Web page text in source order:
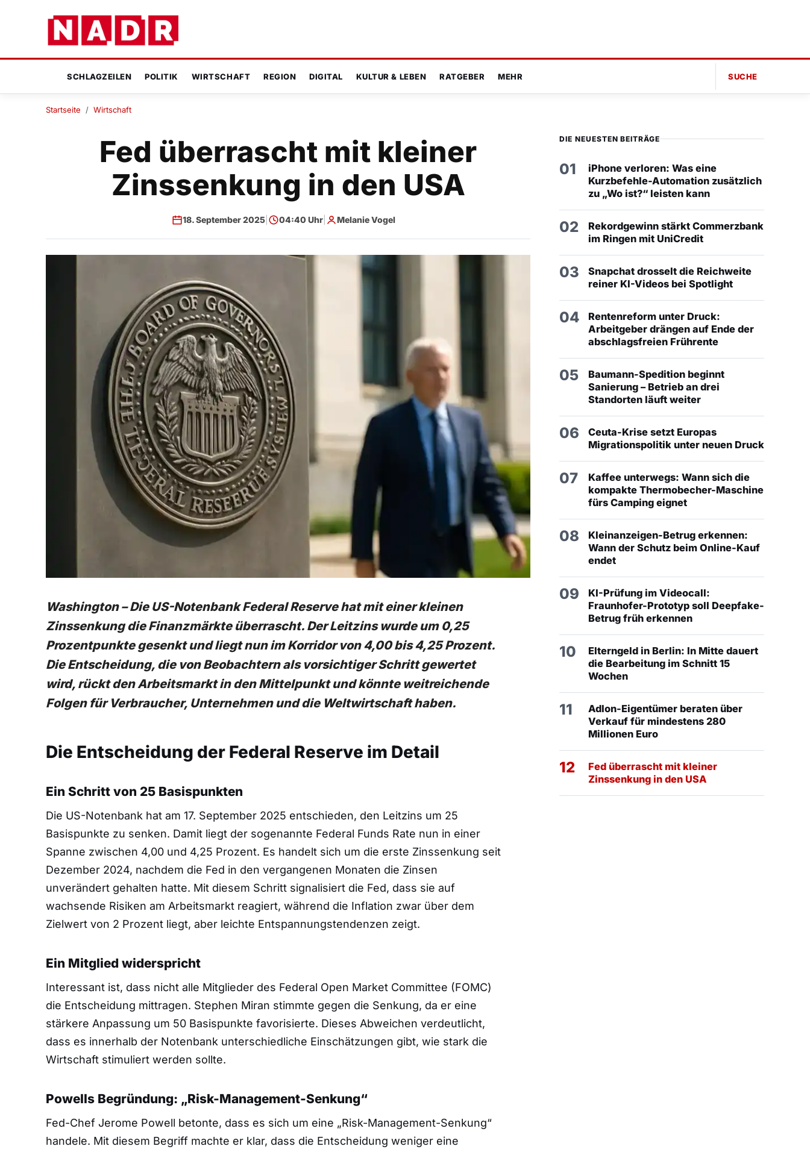
SCHLAGZEILEN POLITIK WIRTSCHAFT REGION DIGITAL KULTUR & LEBEN RATGEBER MEHR SUCHE
Startseite / Wirtschaft
Fed überrascht mit kleiner
Zinssenkung in den USA
18. September 2025 04:40 Uhr Melanie Vogel
Washington – Die US-Notenbank Federal Reserve hat mit einer kleinen
Zinssenkung die Finanzmärkte überrascht. Der Leitzins wurde um 0,25
Prozentpunkte gesenkt und liegt nun im Korridor von 4,00 bis 4,25 Prozent.
Die Entscheidung, die von Beobachtern als vorsichtiger Schritt gewertet
wird, rückt den Arbeitsmarkt in den Mittelpunkt und könnte weitreichende
Folgen für Verbraucher, Unternehmen und die Weltwirtschaft haben.
Die Entscheidung der Federal Reserve im Detail
Ein Schritt von 25 Basispunkten
Die US-Notenbank hat am 17. September 2025 entschieden, den Leitzins um 25
Basispunkte zu senken. Damit liegt der sogenannte Federal Funds Rate nun in einer
Spanne zwischen 4,00 und 4,25 Prozent. Es handelt sich um die erste Zinssenkung seit
Dezember 2024, nachdem die Fed in den vergangenen Monaten die Zinsen
unverändert gehalten hatte. Mit diesem Schritt signalisiert die Fed, dass sie auf
wachsende Risiken am Arbeitsmarkt reagiert, während die Inflation zwar über dem
Zielwert von 2 Prozent liegt, aber leichte Entspannungstendenzen zeigt.
Ein Mitglied widerspricht
Interessant ist, dass nicht alle Mitglieder des Federal Open Market Committee (FOMC)
die Entscheidung mittragen. Stephen Miran stimmte gegen die Senkung, da er eine
stärkere Anpassung um 50 Basispunkte favorisierte. Dieses Abweichen verdeutlicht,
dass es innerhalb der Notenbank unterschiedliche Einschätzungen gibt, wie stark die
Wirtschaft stimuliert werden sollte.
Powells Begründung: „Risk-Management-Senkung“
Fed-Chef Jerome Powell betonte, dass es sich um eine „Risk-Management-Senkung“
handele. Mit diesem Begriff machte er klar, dass die Entscheidung weniger eine
DIE NEUESTEN BEITRÄGE
01
iPhone verloren: Was eine
Kurzbefehle-Automation zusätzlich
zu „Wo ist?“ leisten kann
02
Rekordgewinn stärkt Commerzbank
im Ringen mit UniCredit
03
Snapchat drosselt die Reichweite
reiner KI-Videos bei Spotlight
04
Rentenreform unter Druck:
Arbeitgeber drängen auf Ende der
abschlagsfreien Frührente
05
Baumann-Spedition beginnt
Sanierung – Betrieb an drei
Standorten läuft weiter
06
Ceuta-Krise setzt Europas
Migrationspolitik unter neuen Druck
07
Kaffee unterwegs: Wann sich die
kompakte Thermobecher-Maschine
fürs Camping eignet
08
Kleinanzeigen-Betrug erkennen:
Wann der Schutz beim Online-Kauf
endet
09
KI-Prüfung im Videocall:
Fraunhofer-Prototyp soll Deepfake-
Betrug früh erkennen
10
Elterngeld in Berlin: In Mitte dauert
die Bearbeitung im Schnitt 15
Wochen
11
Adlon-Eigentümer beraten über
Verkauf für mindestens 280
Millionen Euro
12
Fed überrascht mit kleiner
Zinssenkung in den USA